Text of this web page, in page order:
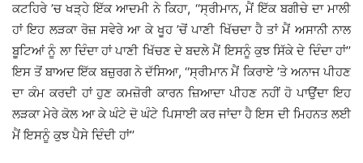
ਕਟਹਿਰੇ ’ਚ ਖੜ੍ਹੇ ਇੱਕ ਆਦਮੀ ਨੇ ਕਿਹਾ, ‘‘ਸ੍ਰੀਮਾਨ, ਮੈਂ ਇੱਕ ਬਗੀਚੇ ਦਾ ਮਾਲੀ
ਹਾਂ ਇਹ ਲੜਕਾ ਰੋਜ਼ ਸਵੇਰੇ ਆ ਕੇ ਖੂਹ ’ਚੋਂ ਪਾਣੀ ਖਿੱਚਦਾ ਹੈ ਤਾਂ ਮੈਂ ਅਸਾਨੀ ਨਾਲ
ਬੂਟਿਆਂ ਨੂੰ ਲਾ ਦਿੰਦਾ ਹਾਂ ਪਾਣੀ ਖਿੱਚਣ ਦੇ ਬਦਲੇ ਮੈਂ ਇਸਨੂੰ ਕੁਝ ਸਿੱਕੇ ਦੇ ਦਿੰਦਾ ਹਾਂ’’
ਇਸ ਤੋਂ ਬਾਅਦ ਇੱਕ ਬਜ਼ੁਰਗ ਨੇ ਦੱਸਿਆ, ‘‘ਸ੍ਰੀਮਾਨ ਮੈਂ ਕਿਰਾਏ ’ਤੇ ਅਨਾਜ ਪੀਹਣ
ਦਾ ਕੰਮ ਕਰਦੀ ਹਾਂ ਹੁਣ ਕਮਜ਼ੋਰੀ ਕਾਰਨ ਜ਼ਿਆਦਾ ਪੀਹਣ ਨਹੀਂ ਹੋ ਪਾਉਂਦਾ ਇਹ
ਲੜਕਾ ਮੇਰੇ ਕੋਲ ਆ ਕੇ ਘੰਟੇ ਦੋ ਘੰਟੇ ਪਿਸਾਈ ਕਰ ਜਾਂਦਾ ਹੈ ਇਸ ਦੀ ਮਿਹਨਤ ਲਈ
ਮੈਂ ਇਸਨੂੰ ਕੁਝ ਪੈਸੇ ਦਿੰਦੀ ਹਾਂ’’